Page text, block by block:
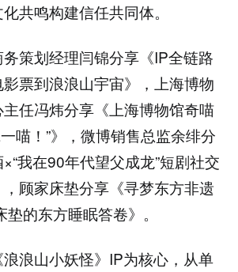
共鸣构建信任共同体。
务策划经理闫锦分享《IP全链路
票到浪浪山宇宙》，上海博物
任冯炜分享《上海博物馆奇喵
喵！”》，微博销售总监余绯分
我在90年代望父成龙”短剧社交
顾家床垫分享《寻梦东方非遗
的东方睡眠答卷》。
浪山小妖怪》IP为核心，从单